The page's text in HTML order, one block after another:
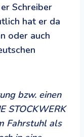
Schreiber
hat er da
oder auch
bzw. einen
STOCKWERK
Fahrstuhl als